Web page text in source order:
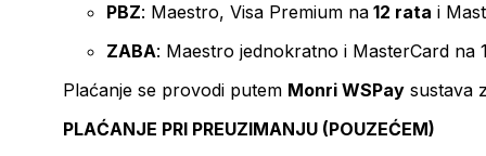
PBZ: Maestro, Visa Premium na 12 rata i
ZABA: Maestro jednokratno i MasterCard na
Plaćanje se provodi putem Monri WSPay sustava
PLAĆANJE PRI PREUZIMANJU (POUZEĆEM)